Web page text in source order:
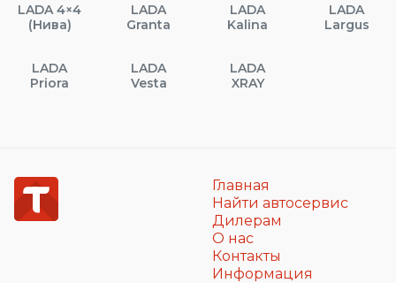
LADA 4×4
(Нива)
LADA
Granta
LADA
Kalina
LADA
Largus
LADA
Priora
LADA
Vesta
LADA
XRAY
Главная
Найти автосервис
Дилерам
О нас
Контакты
Информация